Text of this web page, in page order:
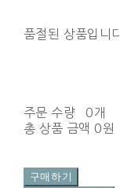
품절된 상품입니
주문 수량
0개
총 상품 금액 0원
구매하기